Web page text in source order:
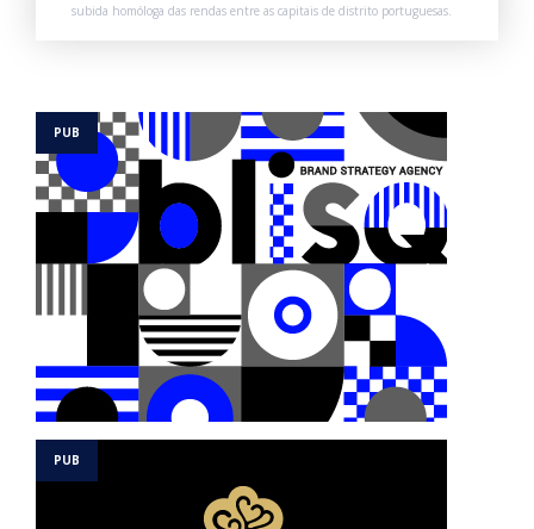
subida homóloga das rendas entre as capitais de distrito portuguesas.